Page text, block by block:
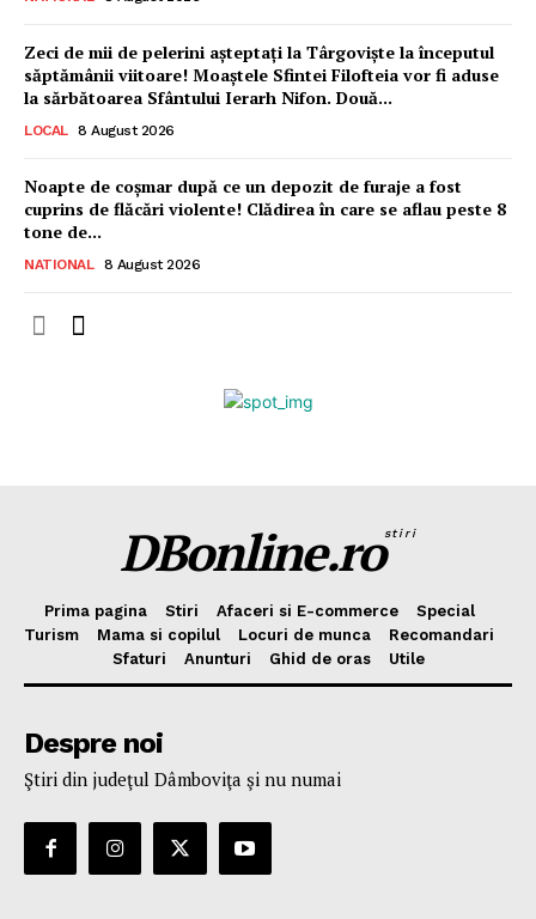
Ionuț Parghel
Zeci de mii de pelerini așteptați la Târgoviște la începutul
săptămânii viitoare! Moaștele Sfintei Filofteia vor fi aduse
la sărbătoarea Sfântului Ierarh Nifon. Două...
LOCAL 8 August 2026
Noapte de coșmar după ce un depozit de furaje a fost
cuprins de flăcări violente! Clădirea în care se aflau peste 8
tone de...
NATIONAL 8 August 2026
DBonline.rostiri
Prima pagina Stiri Afaceri si E-commerce
Special
Turism
Mama si copilul Locuri de munca
Recomandari
Sfaturi
Anunturi Ghid de oras Utile
Despre noi
Ştiri din judeţul Dâmboviţa şi nu numai